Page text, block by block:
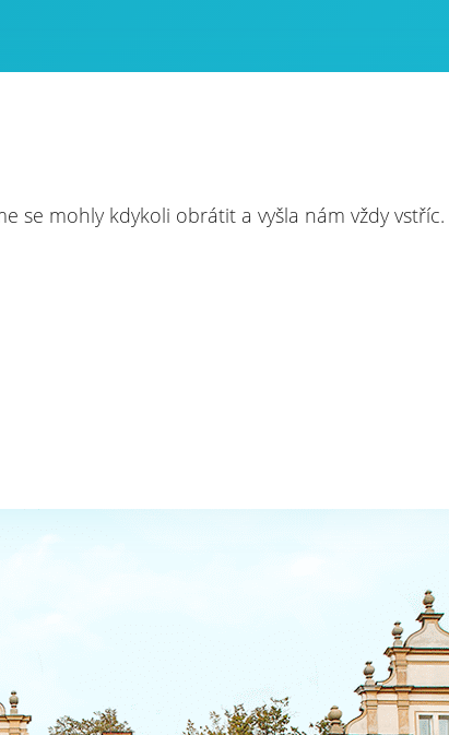
se mohly kdykoli obrátit a vyšla nám vždy vstříc.